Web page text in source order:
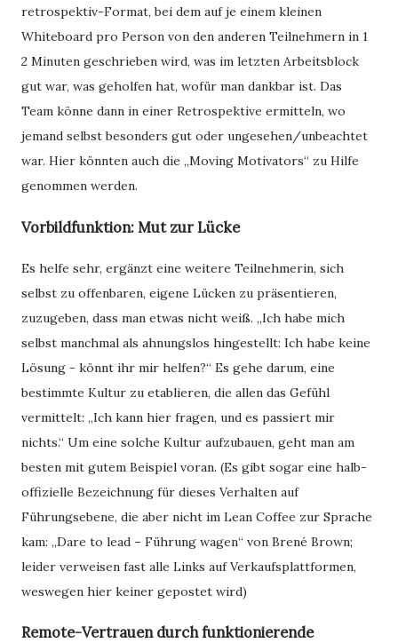
retrospektiv-Format, bei dem auf je einem kleinen
Whiteboard pro Person von den anderen Teilnehmern in 1
2 Minuten geschrieben wird, was im letzten Arbeitsblock
gut war, was geholfen hat, wofür man dankbar ist. Das
Team könne dann in einer Retrospektive ermitteln, wo
jemand selbst besonders gut oder ungesehen/unbeachtet
war. Hier könnten auch die „Moving Motivators“ zu Hilfe
genommen werden.
Vorbildfunktion: Mut zur Lücke
Es helfe sehr, ergänzt eine weitere Teilnehmerin, sich
selbst zu offenbaren, eigene Lücken zu präsentieren,
zuzugeben, dass man etwas nicht weiß. „Ich habe mich
selbst manchmal als ahnungslos hingestellt: Ich habe keine
Lösung - könnt ihr mir helfen?“ Es gehe darum, eine
bestimmte Kultur zu etablieren, die allen das Gefühl
vermittelt: „Ich kann hier fragen, und es passiert mir
nichts.“ Um eine solche Kultur aufzubauen, geht man am
besten mit gutem Beispiel voran. (Es gibt sogar eine halb-
offizielle Bezeichnung für dieses Verhalten auf
Führungsebene, die aber nicht im Lean Coffee zur Sprache
kam: „Dare to lead – Führung wagen“ von Brené Brown;
leider verweisen fast alle Links auf Verkaufsplattformen,
weswegen hier keiner gepostet wird)
Remote-Vertrauen durch funktionierende